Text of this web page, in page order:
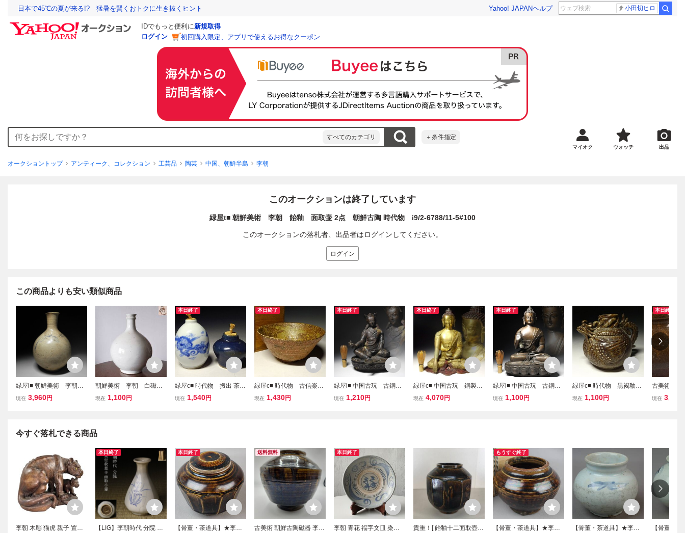
日本で45℃の夏が来る!? 猛暑を賢くおトクに生き抜くヒント Yahoo! JAPANヘルプ 小田切ヒロ
IDでもっと便利に新規取得
ログイン
初回購入限定、アプリで使えるお得なクーポン
すべてのカテゴリ ＋条件指定
マイオク ウォッチ 出品
オークショントップ アンティーク、コレクション 工芸品 陶芸 中国、朝鮮半島 李朝
このオークションは終了しています
緑屋t■ 朝鮮美術 李朝 飴釉 面取壷 2点 朝鮮古陶 時代物 i9/2-6788/11-5#100
このオークションの落札者、出品者はログインしてください。
ログイン
この商品よりも安い類似商品
緑屋i■ 朝鮮美術 李朝
白磁 染付 徳利 朝鮮古
現在 3,960円
朝鮮美術 李朝 白磁
朝鮮古陶磁器 花瓶 華
現在 1,100円
本日終了
緑屋c■ 時代物 振出 茶
入 2点 瑠璃釉 染付
現在 1,540円
本日終了
緑屋c■ 時代物 古信楽
自然釉茶碗 木箱 古陶
現在 1,430円
本日終了
緑屋i■ 中国古玩 古銅
チベット仏 パドマサン
現在 1,210円
本日終了
緑屋c■ 中国古玩 銅製
釈迦如来座像 チベット仏
現在 4,070円
本日終了
緑屋i■ 中国古玩 古銅
チベット仏 釈迦如来像
現在 1,100円
緑屋c■ 時代物 黒褐釉
水注 高麗 遼時代 唐物
現在 1,100円
本日終了
古美術 朝
飴釉 壷 時
現在 3,867
今すぐ落札できる商品
李朝 木彫 猫虎 親子 置物
本日終了
【LIG】李朝時代 分院 染
本日終了
【骨董・茶道具】★李朝
送料無料
古美術 朝鮮古陶磁器 李朝
本日終了
李朝 青花 福字文皿 染付
貴重！[ 飴釉十二面取壺・
もうすぐ終了
【骨董・茶道具】★李朝
【骨董・茶道具】★李朝
【骨董・